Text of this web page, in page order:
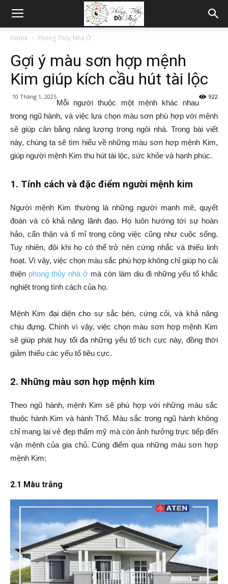
Home Phong Thủy Nhà Ở
Gợi ý màu sơn hợp mệnh
Kim giúp kích cầu hút tài lộc
10 Tháng 1, 2025 922
Mỗi người thuộc một mệnh khác nhau
trong ngũ hành, và việc lựa chọn màu sơn phù hợp với mệnh
sẽ giúp cân bằng năng lượng trong ngôi nhà. Trong bài viết
này, chúng ta sẽ tìm hiểu về những màu sơn hợp mệnh Kim,
giúp người mệnh Kim thu hút tài lộc, sức khỏe và hạnh phúc.
1. Tính cách và đặc điểm người mệnh kim
Người mệnh Kim thường là những người mạnh mẽ, quyết
đoán và có khả năng lãnh đạo. Họ luôn hướng tới sự hoàn
hảo, cẩn thận và tỉ mỉ trong công việc cũng như cuộc sống.
Tuy nhiên, đôi khi họ có thể trở nên cứng nhắc và thiếu linh
hoạt. Vì vậy, việc chọn màu sắc phù hợp không chỉ giúp họ cải
thiện phong thủy nhà ở mà còn làm dịu đi những yếu tố khắc
nghiệt trong tính cách của họ.
Mệnh Kim đại diện cho sự sắc bén, cứng cỏi, và khả năng
chịu đựng. Chính vì vậy, việc chọn màu sơn hợp mệnh Kim
sẽ giúp phát huy tối đa những yếu tố tích cực này, đồng thời
giảm thiểu các yếu tố tiêu cực.
2. Những màu sơn hợp mệnh kim
Theo ngũ hành, mệnh Kim sẽ phù hợp với những màu sắc
thuộc hành Kim và hành Thổ. Màu sắc trong ngũ hành không
chỉ mang lại vẻ đẹp thẩm mỹ mà còn ảnh hưởng trực tiếp đến
vận mệnh của gia chủ. Cùng điểm qua những màu sơn hợp
mệnh Kim:
2.1 Màu trắng